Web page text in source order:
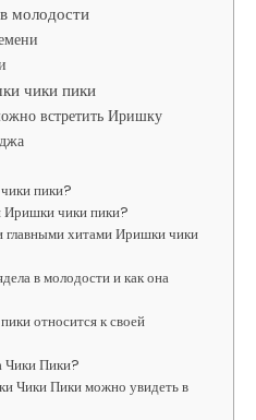
молодости
чики пики
встретить Иришку
пики?
Иришки чики пики?
главными хитами Иришки чики
в молодости и как она
относится к своей
Чики Пики?
Чики Пики можно увидеть в